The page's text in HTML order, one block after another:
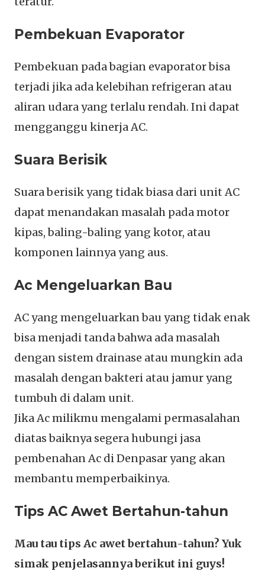
Pembekuan Evaporator
Pembekuan pada bagian evaporator bisa
terjadi jika ada kelebihan refrigeran atau
aliran udara yang terlalu rendah. Ini dapat
mengganggu kinerja AC.
Suara Berisik
Suara berisik yang tidak biasa dari unit AC
dapat menandakan masalah pada motor
kipas, baling-baling yang kotor, atau
komponen lainnya yang aus.
Ac Mengeluarkan Bau
AC yang mengeluarkan bau yang tidak enak
bisa menjadi tanda bahwa ada masalah
dengan sistem drainase atau mungkin ada
masalah dengan bakteri atau jamur yang
tumbuh di dalam unit.
Jika Ac milikmu mengalami permasalahan
diatas baiknya segera hubungi jasa
pembenahan Ac di Denpasar yang akan
membantu memperbaikinya.
Tips AC Awet Bertahun-tahun
Mau tau tips Ac awet bertahun-tahun? Yuk
simak penjelasannya berikut ini guys!